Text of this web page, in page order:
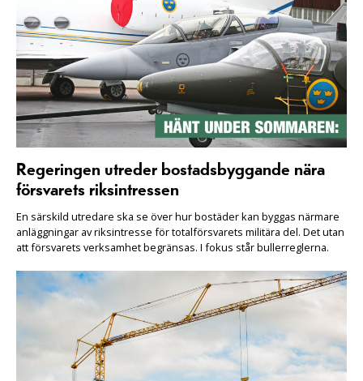
Regeringen utreder bostadsbyggande nära
försvarets riksintressen
En särskild utredare ska se över hur bostäder kan byggas närmare
anläggningar av riksintresse för totalförsvarets militära del. Det utan
att försvarets verksamhet begränsas. I fokus står bullerreglerna.